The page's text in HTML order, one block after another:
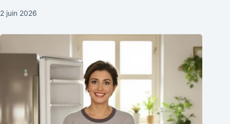
2 juin 2026